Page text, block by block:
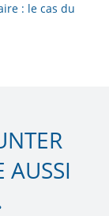
: le cas du
AUSSI